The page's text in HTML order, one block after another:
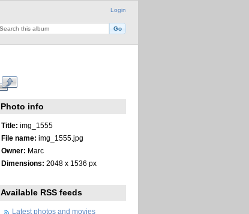
Login
Photo info
Title: img_1555
File name: img_1555.jpg
Owner: Marc
Dimensions: 2048 x 1536 px
Available RSS feeds
Latest photos and movies